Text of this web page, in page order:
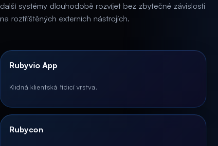
další systémy dlouhodobě rozvíjet bez zbytečné závislosti
na roztříštěných externích nástrojích.
Rubyvio App
Klidná klientská řídicí vrstva.
Rubycon